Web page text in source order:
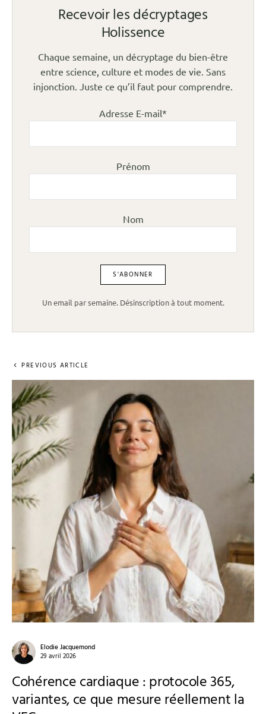
Recevoir les décryptages
Holissence
Chaque semaine, un décryptage du bien-être
entre science, culture et modes de vie. Sans
injonction. Juste ce qu’il faut pour comprendre.
Adresse E-mail*
Prénom
Nom
Un email par semaine. Désinscription à tout moment.
PREVIOUS ARTICLE
Elodie Jacquemond
29 avril 2026
Cohérence cardiaque : protocole 365,
variantes, ce que mesure réellement la